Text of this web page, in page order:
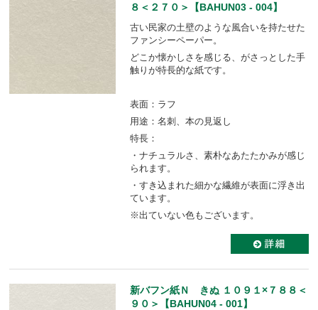
８＜２７０＞【BAHUN03 - 004】
古い民家の土壁のような風合いを持たせた
ファンシーペーパー。
どこか懐かしさを感じる、がさっとした手
触りが特長的な紙です。
表面：ラフ
用途：名刺、本の見返し
特長：
・ナチュラルさ、素朴なあたたかみが感じ
られます。
・すき込まれた細かな繊維が表面に浮き出
ています。
※出ていない色もございます。
新バフン紙Ｎ きぬ １０９１×７８８＜
９０＞【BAHUN04 - 001】